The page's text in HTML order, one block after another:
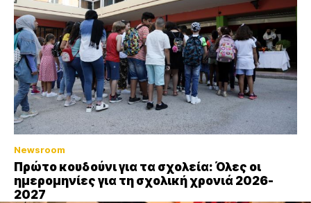
Newsroom
Πρώτο κουδούνι για τα σχολεία: Όλες οι
ημερομηνίες για τη σχολική χρονιά 2026-
2027